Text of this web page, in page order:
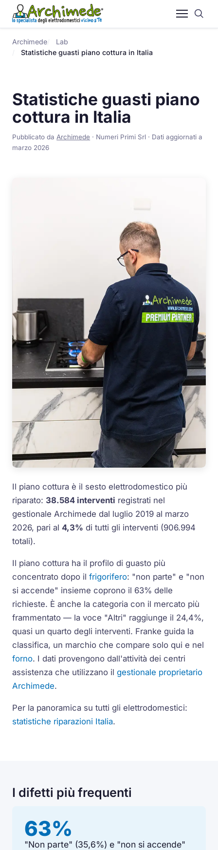
Archimede
Lab
Statistiche guasti piano cottura in Italia
Statistiche guasti piano
cottura in Italia
Pubblicato daArchimede · Numeri Primi Srl · Dati aggiornati a
marzo 2026
Il piano cottura è il sesto elettrodomestico più
riparato: 38.584 interventi registrati nel
gestionale Archimede dal luglio 2019 al marzo
2026, pari al4,3% di tutti gli interventi (906.994
totali).
Il piano cottura ha il profilo di guasto più
concentrato dopo ilfrigorifero: "non parte" e "non
si accende" insieme coprono il 63% delle
richieste. È anche la categoria con il mercato più
frammentato — la voce "Altri" raggiunge il 24,4%,
quasi un quarto degli interventi. Franke guida la
classifica, un marchio che compare solo qui e nel
forno. I dati provengono dall'attività dei centri
assistenza che utilizzano ilgestionale proprietario
Archimede.
Per la panoramica su tutti gli elettrodomestici:
statistiche riparazioni Italia.
I difetti più frequenti
63%
"Non parte" (35,6%) e "non si accende"